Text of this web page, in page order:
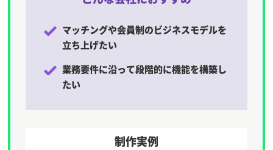
マッチングや会員制のビジネスモデルを
立ち上げたい
業務要件に沿って段階的に機能を構築し
たい
制作実例